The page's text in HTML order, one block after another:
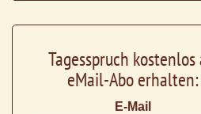
Tagesspruch kostenlos
eMail-Abo erhalten:
E-Mail